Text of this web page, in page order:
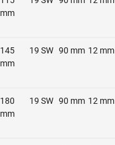
mm
145
mm
19 SW 90 mm 12 mm
180
mm
19 SW 90 mm 12 mm